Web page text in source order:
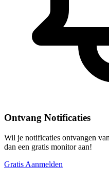
Ontvang Notificaties
Wil je notificaties ontvangen
dan een gratis monitor aan!
Gratis Aanmelden